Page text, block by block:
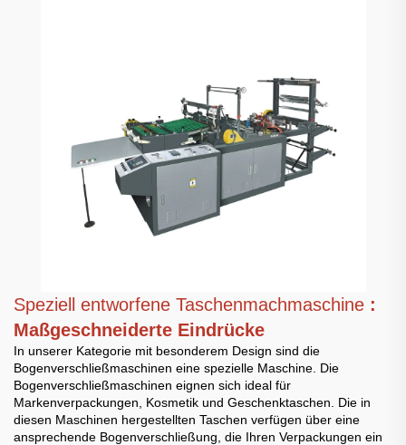
Speziell entworfene Taschenmachmaschine :
Maßgeschneiderte Eindrücke
In unserer Kategorie mit besonderem Design sind die
Bogenverschließmaschinen eine spezielle Maschine. Die
Bogenverschließmaschinen eignen sich ideal für
Markenverpackungen, Kosmetik und Geschenktaschen. Die in
diesen Maschinen hergestellten Taschen verfügen über eine
ansprechende Bogenverschließung, die Ihren Verpackungen ein